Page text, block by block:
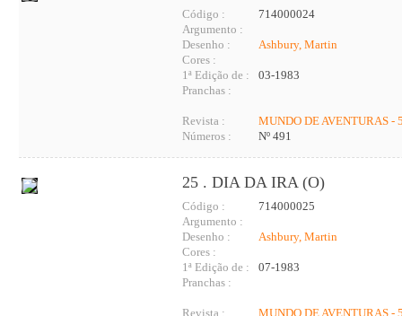
Código :
714000024
Argumento :
Desenho :
Ashbury, Martin
Cores :
1ª Edição de :
03-1983
Pranchas :
Revista :
MUNDO DE AVENTURAS -
Números :
Nº 491
25 . DIA DA IRA (O)
Código :
714000025
Argumento :
Desenho :
Ashbury, Martin
Cores :
1ª Edição de :
07-1983
Pranchas :
Revista :
MUNDO DE AVENTURAS -